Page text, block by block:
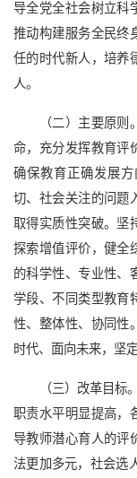
导全党全社会树立科
推动构建服务全民终
任的时代新人，培养
人。
（二）主要原
命，充分发挥教育评
确保教育正确发展
切、社会关注的问题
取得实质性突破。坚
探索增值评价，健全
的科学性、专业性、
学段、不同类型教育
性、整体性、协同性
时代、面向未来，坚
（三）改革目标
职责水平明显提高，
导教师潜心育人的评
法更加多元，社会选